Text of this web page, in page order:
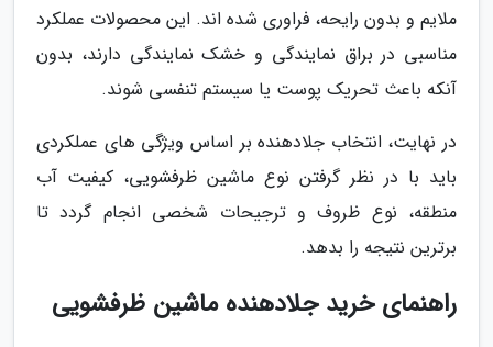
ملایم و بدون رایحه، فراوری شده اند. این محصولات عملکرد
مناسبی در براق نمایندگی و خشک نمایندگی دارند، بدون
آنکه باعث تحریک پوست یا سیستم تنفسی شوند.
در نهایت، انتخاب جلادهنده بر اساس ویژگی های عملکردی
باید با در نظر گرفتن نوع ماشین ظرفشویی، کیفیت آب
منطقه، نوع ظروف و ترجیحات شخصی انجام گردد تا
برترین نتیجه را بدهد.
راهنمای خرید جلادهنده ماشین ظرفشویی